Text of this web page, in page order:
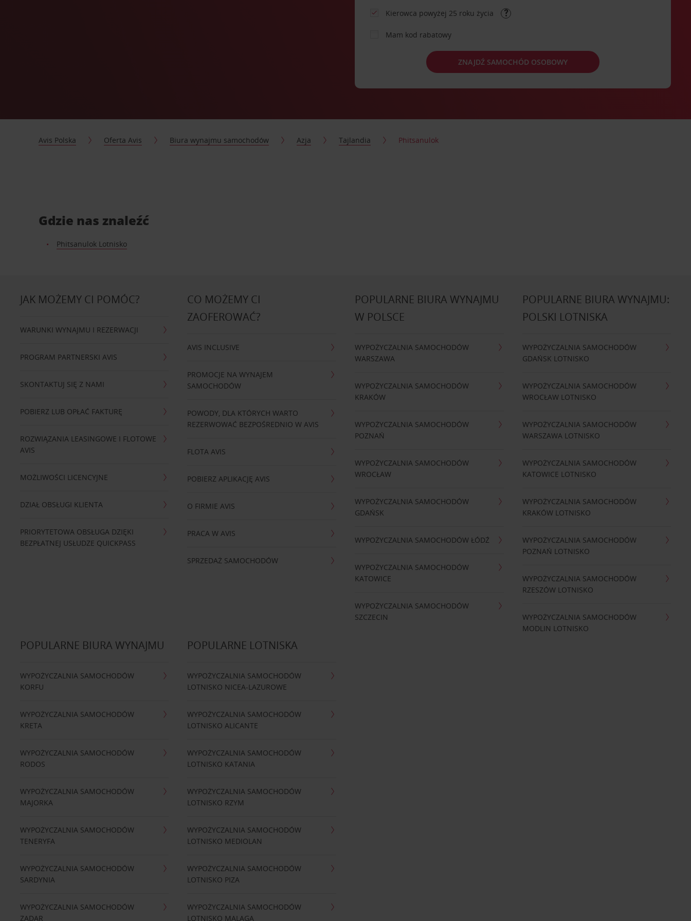
Kierowca powyżej 25 roku życia
Mam kod rabatowy
ZNAJDŹ SAMOCHÓD OSOBOWY
Avis Polska Oferta Avis Biura wynajmu samochodów Azja Tajlandia Phitsanulok
Gdzie nas znaleźć
Phitsanulok Lotnisko
JAK MOŻEMY CI POMÓC?
WARUNKI WYNAJMU I REZERWACJI
PROGRAM PARTNERSKI AVIS
SKONTAKTUJ SIĘ Z NAMI
POBIERZ LUB OPŁAĆ FAKTURĘ
ROZWIĄZANIA LEASINGOWE I FLOTOWE
AVIS
MOŻLIWOŚCI LICENCYJNE
DZIAŁ OBSŁUGI KLIENTA
PRIORYTETOWA OBSŁUGA DZIĘKI
BEZPŁATNEJ USŁUDZE QUICKPASS
CO MOŻEMY CI
ZAOFEROWAĆ?
AVIS INCLUSIVE
PROMOCJE NA WYNAJEM
SAMOCHODÓW
POWODY, DLA KTÓRYCH WARTO
REZERWOWAĆ BEZPOŚREDNIO W AVIS
FLOTA AVIS
POBIERZ APLIKACJĘ AVIS
O FIRMIE AVIS
PRACA W AVIS
SPRZEDAŻ SAMOCHODÓW
POPULARNE BIURA WYNAJMU
W POLSCE
WYPOŻYCZALNIA SAMOCHODÓW
WARSZAWA
WYPOŻYCZALNIA SAMOCHODÓW
KRAKÓW
WYPOŻYCZALNIA SAMOCHODÓW
POZNAŃ
WYPOŻYCZALNIA SAMOCHODÓW
WROCŁAW
WYPOŻYCZALNIA SAMOCHODÓW
GDAŃSK
WYPOŻYCZALNIA SAMOCHODÓW ŁÓDŹ
WYPOŻYCZALNIA SAMOCHODÓW
KATOWICE
WYPOŻYCZALNIA SAMOCHODÓW
SZCZECIN
POPULARNE BIURA WYNAJMU:
POLSKI LOTNISKA
WYPOŻYCZALNIA SAMOCHODÓW
GDAŃSK LOTNISKO
WYPOŻYCZALNIA SAMOCHODÓW
WROCŁAW LOTNISKO
WYPOŻYCZALNIA SAMOCHODÓW
WARSZAWA LOTNISKO
WYPOŻYCZALNIA SAMOCHODÓW
KATOWICE LOTNISKO
WYPOŻYCZALNIA SAMOCHODÓW
KRAKÓW LOTNISKO
WYPOŻYCZALNIA SAMOCHODÓW
POZNAŃ LOTNISKO
WYPOŻYCZALNIA SAMOCHODÓW
RZESZÓW LOTNISKO
WYPOŻYCZALNIA SAMOCHODÓW
MODLIN LOTNISKO
POPULARNE BIURA WYNAJMU
WYPOŻYCZALNIA SAMOCHODÓW
KORFU
WYPOŻYCZALNIA SAMOCHODÓW
KRETA
WYPOŻYCZALNIA SAMOCHODÓW
RODOS
WYPOŻYCZALNIA SAMOCHODÓW
MAJORKA
WYPOŻYCZALNIA SAMOCHODÓW
TENERYFA
WYPOŻYCZALNIA SAMOCHODÓW
SARDYNIA
WYPOŻYCZALNIA SAMOCHODÓW
ZADAR
POPULARNE LOTNISKA
WYPOŻYCZALNIA SAMOCHODÓW
LOTNISKO NICEA-LAZUROWE
WYPOŻYCZALNIA SAMOCHODÓW
LOTNISKO ALICANTE
WYPOŻYCZALNIA SAMOCHODÓW
LOTNISKO KATANIA
WYPOŻYCZALNIA SAMOCHODÓW
LOTNISKO RZYM
WYPOŻYCZALNIA SAMOCHODÓW
LOTNISKO MEDIOLAN
WYPOŻYCZALNIA SAMOCHODÓW
LOTNISKO PIZA
WYPOŻYCZALNIA SAMOCHODÓW
LOTNISKO MALAGA